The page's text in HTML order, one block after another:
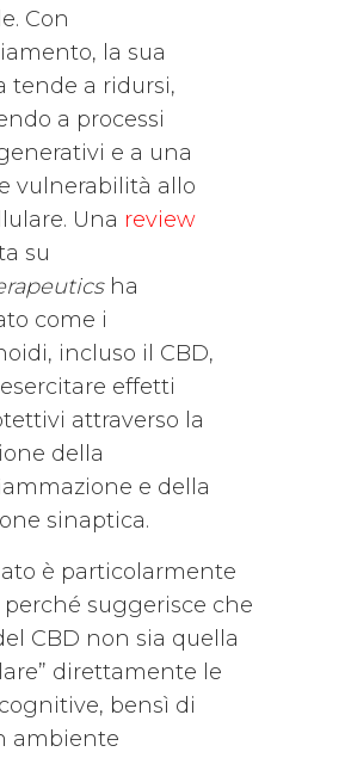
Con
la sua
tende a ridursi,
a processi
e a una
vulnerabilità allo
Una review
su
ha
come i
incluso il CBD,
effetti
attraverso la
della
e della
sinaptica.
è particolarmente
suggerisce che
CBD non sia quella
direttamente le
bensì di
ambiente